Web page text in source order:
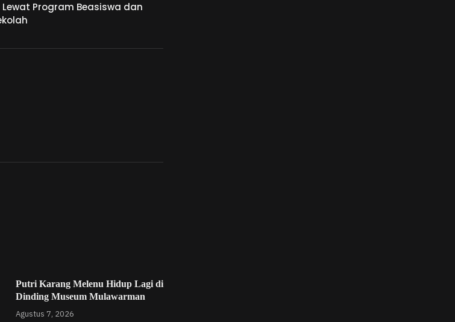
Program Beasiswa dan
Putri Karang Melenu Hidup Lagi di
Dinding Museum Mulawarman
Agustus 7, 2026